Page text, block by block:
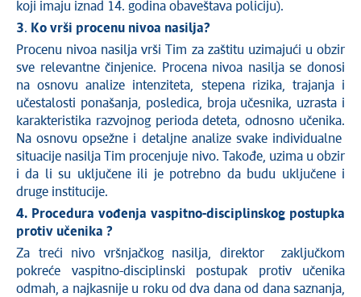
koji imaju iznad 14. godina obaveštava policiju).
3. Ko vrši procenu nivoa nasilja?
Procenu nivoa nasilja vrši Tim za zaštitu uzimajući u obzir
sve relevantne činjenice. Procena nivoa nasilja se donosi
na osnovu analize intenziteta, stepena rizika, trajanja i
učestalosti ponašanja, posledica, broja učesnika, uzrasta i
karakteristika razvojnog perioda deteta, odnosno učenika.
Na osnovu opsežne i detaljne analize svake individualne
situacije nasilja Tim procenjuje nivo. Takođe, uzima u obzir
i da li su uključene ili je potrebno da budu uključene i
druge institucije.
4. Procedura vođenja vaspitno-disciplinskog postupka
protiv učenika ?
Za treći nivo vršnjačkog nasilja, direktor zaključkom
pokreće vaspitno-disciplinski postupak protiv učenika
odmah, a najkasnije u roku od dva dana od dana saznanja,